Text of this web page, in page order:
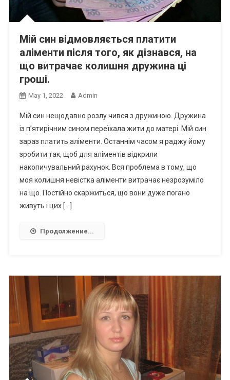
Мій син відмовляється платити
аліменти після того, як дізнався, на
що витрачає колишня дружина ці
гроші.
May 1, 2022 Admin
Мій син нещодавно розлу чився з дружиною. Дружина
із п’ятирічним сином переїхала жити до матері. Мій син
зараз платить аліменти. Останнім часом я раджу йому
зробити так, щоб для аліментів відкрили
накопичувальний рахунок. Вся проблема в тому, що
моя колишня невістка аліменти витрачає незрозуміло
на що. Постійно скаржиться, що вони дуже поrано
живуть і цих […]
Продолжение...